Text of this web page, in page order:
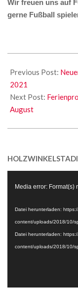
Wir freuen uns auf
gerne Fußball
07-
08
Previous Post:
2021
Next Post:
August
Player
Media error: Format(s)
Datei herunterladen:
content/uploads/2018/10/
Datei herunterladen:
content/uploads/2018/10/